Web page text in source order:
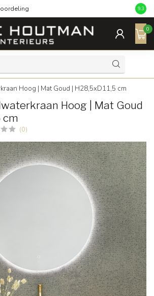
9.3
0
Hoog | Mat Goud | H28,5xD11,5 cm
Hoog | Mat Goud
cm
(0)